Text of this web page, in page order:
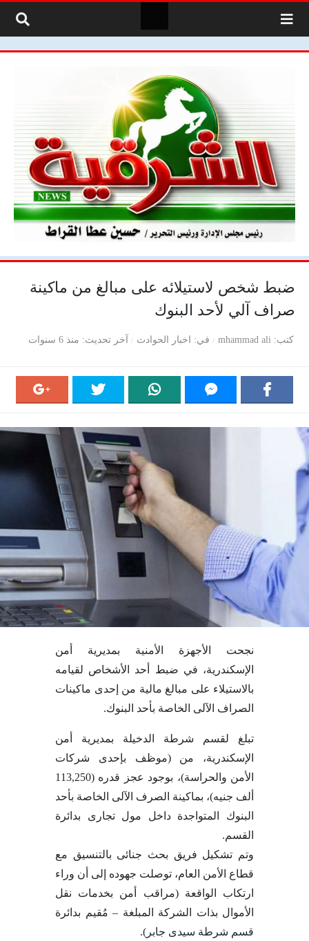
ضبط شخص لاستيلائه على مبالغ من ماكينة
صراف آلي لأحد البنوك
كتب mhammad ali في اخبار الحوادث آخر تحديث منذ 6 سنوات
نجحت الأجهزة الأمنية بمديرية أمن
الإسكندرية، في ضبط أحد الأشخاص لقيامه
بالاستيلاء على مبالغ مالية من إحدى ماكينات
الصراف الآلى الخاصة بأحد البنوك.
تبلغ لقسم شرطة الدخيلة بمديرية أمن
الإسكندرية، من (موظف بإحدى شركات
الأمن والحراسة)، بوجود عجز قدره (113,250
ألف جنيه)، بماكينة الصرف الآلى الخاصة بأحد
البنوك المتواجدة داخل مول تجارى بدائرة
القسم.
وتم تشكيل فريق بحث جنائى بالتنسيق مع
قطاع الأمن العام، توصلت جهوده إلى أن وراء
ارتكاب الواقعة (مراقب أمن بخدمات نقل
الأموال بذات الشركة المبلغة – مُقيم بدائرة
قسم شرطة سيدى جابر).